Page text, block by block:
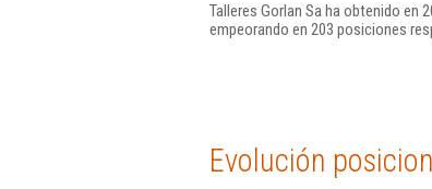
Talleres Gorlan Sa ha obtenido en
empeorando en 203 posiciones
Evolución